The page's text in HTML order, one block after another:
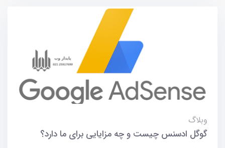
وبلاگ
گوگل ادسنس چیست و چه مزایایی برای ما دارد؟